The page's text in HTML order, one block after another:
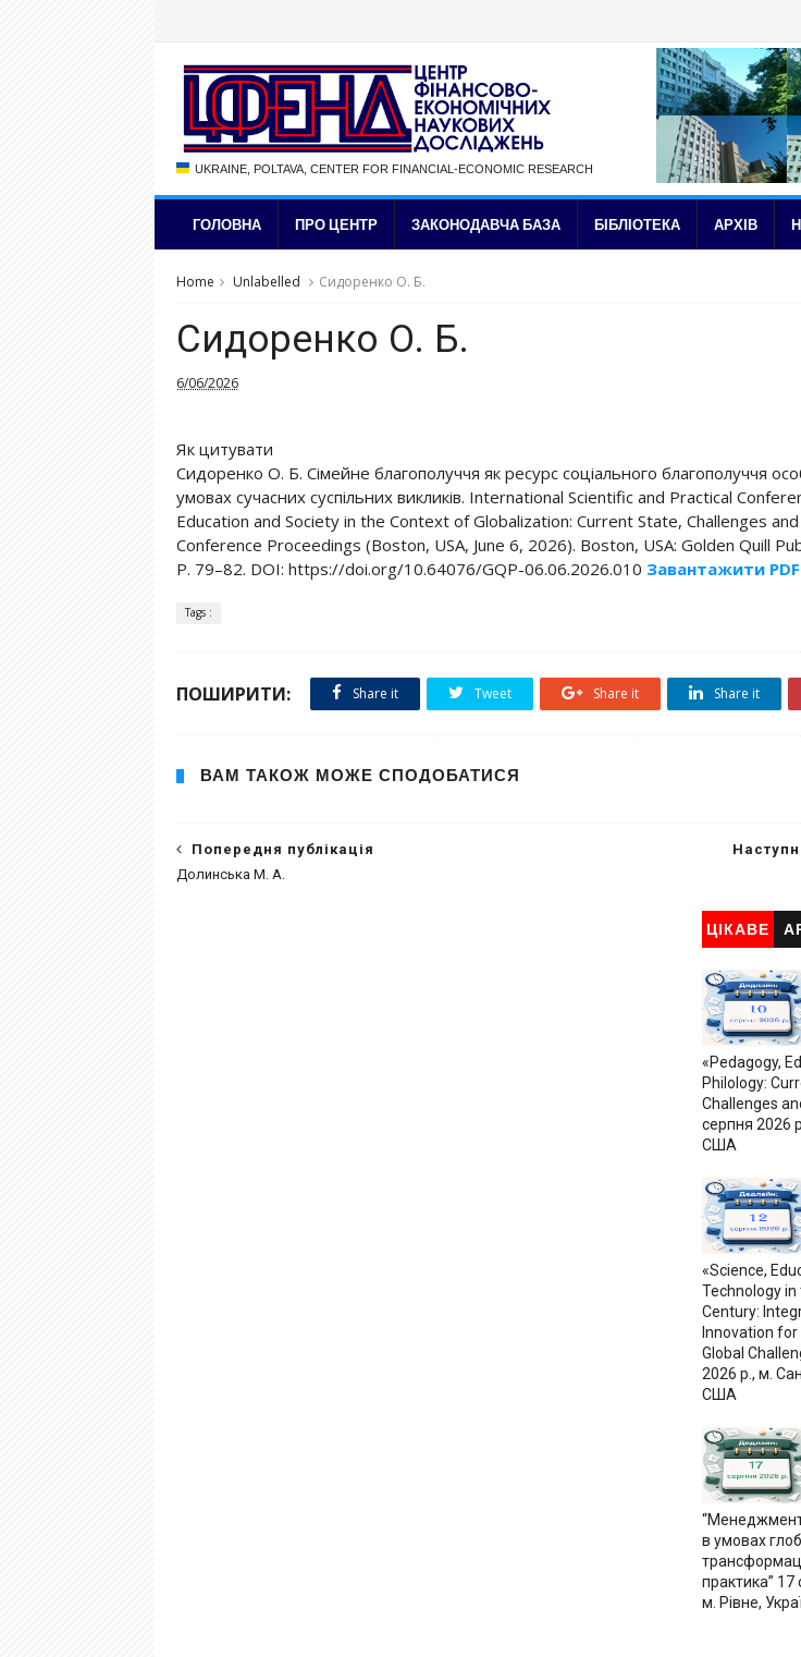
UKRAINE, POLTAVA, CENTER FOR FINANCIAL-ECONOMIC RESEARCH
✉ Підписка на
ГОЛОВНА ПРО ЦЕНТР ЗАКОНОДАВЧА БАЗА БІБЛІОТЕКА АРХІВ
Home Unlabelled Сидоренко О. Б.
Сидоренко О. Б.
6/06/2026
Як цитувати
Сидоренко О. Б. Сімейне благополуччя як ресурс соціального благополуччя
умовах сучасних суспільних викликів. International Scientific and Practical
Education and Society in the Context of Globalization: Current State, Challenges
Conference Proceedings (Boston, USA, June 6, 2026). Boston, USA: Golden Quill
P. 79–82. DOI: https://doi.org/10.64076/GQP-06.06.2026.010 Завантажити PDF
Tags :
ПОШИРИТИ: Share it Tweet Share it Share it
ВАМ ТАКОЖ МОЖЕ СПОДОБАТИСЯ
Попередня публікація
Долинська М. А.
ЦІКАВЕ
«Pedagogy,
Philology:
Challenges
серпня 2026
США
«Science,
Technology
Century:
Innovation
Global
2026 р., м.
США
“Менеджмент
в умовах
практика” 17
м. Рівне,